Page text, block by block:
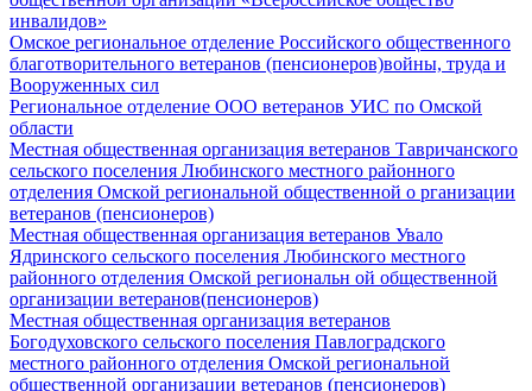
инвалидов»
Омское региональное отделение Российского общественного
благотворительного ветеранов (пенсионеров)войны, труда и
Вооруженных сил
Региональное отделение ООО ветеранов УИС по Омской
области
Местная общественная организация ветеранов Тавричанского
сельского поселения Любинского местного районного
отделения Омской региональной общественной о рганизации
ветеранов (пенсионеров)
Местная общественная организация ветеранов Увало
Ядринского сельского поселения Любинского местного
районного отделения Омской региональн ой общественной
организации ветеранов(пенсионеров)
Местная общественная организация ветеранов
Богодуховского сельского поселения Павлоградского
местного районного отделения Омской региональной
общественной организации ветеранов (пенсионеров)